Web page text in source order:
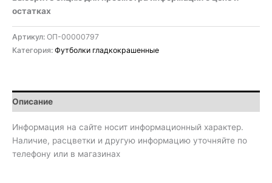
остатках
Артикул: ОП-00000797
Категория: Футболки гладкокрашенные
Описание
Информация на сайте носит информационный характер.
Наличие, расцветки и другую информацию уточняйте по
телефону или в магазинах